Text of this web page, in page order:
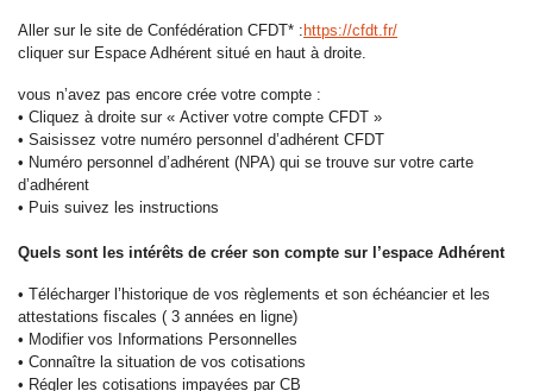
Aller sur le site de Confédération CFDT* : https://cfdt.fr/
cliquer sur Espace Adhérent situé en haut à droite.
vous n’avez pas encore crée votre compte :
• Cliquez à droite sur « Activer votre compte CFDT »
• Saisissez votre numéro personnel d’adhérent CFDT
• Numéro personnel d’adhérent (NPA) qui se trouve sur votre carte
d’adhérent
• Puis suivez les instructions
Quels sont les intérêts de créer son compte sur l’espace Adhérent
• Télécharger l’historique de vos règlements et son échéancier et les
attestations fiscales ( 3 années en ligne)
• Modifier vos Informations Personnelles
• Connaître la situation de vos cotisations
• Régler les cotisations impayées par CB